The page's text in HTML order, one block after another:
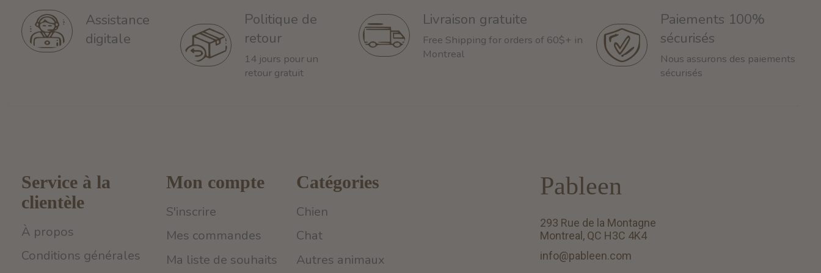
Assistance
digitale
Politique de
retour
14 jours pour un
retour gratuit
Livraison gratuite
Free Shipping for orders of 60$+ in
Montreal
Paiements 100%
sécurisés
Nous assurons des paiements
sécurisés
Service à la
clientèle
À propos
Conditions générales
Mon compte
S'inscrire
Mes commandes
Ma liste de souhaits
Catégories
Chien
Chat
Autres animaux
Pableen
293 Rue de la Montagne
Montreal, QC H3C 4K4
info@pableen.com